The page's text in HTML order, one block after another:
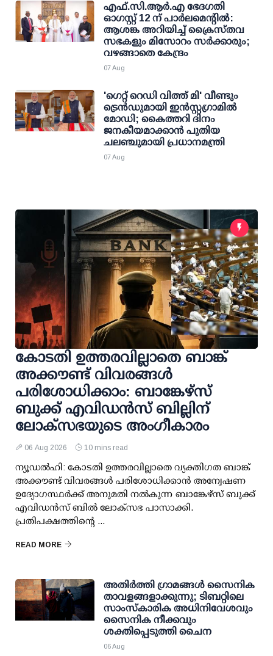
എഫ്.സി.ആര്‍.എ ഭേദഗതി
ഓഗസ്റ്റ് 12 ന് പാര്‍ലമെന്റില്‍:
ആശങ്ക അറിയിച്ച് ക്രൈസ്തവ
സഭകളും മിസോറം സര്‍ക്കാരും;
വഴങ്ങാതെ കേന്ദ്രം
07 Aug
'ഗെറ്റ് റെഡി വിത്ത് മി' വീണ്ടും
ട്രെന്‍ഡുമായി ഇന്‍സ്റ്റഗ്രാമില്‍
മോഡി; കൈത്തറി ദിനം
ജനകീയമാക്കാന്‍ പുതിയ
ചലഞ്ചുമായി പ്രധാനമന്ത്രി
07 Aug
കോടതി ഉത്തരവില്ലാതെ ബാങ്ക്
അക്കൗണ്ട് വിവരങ്ങള്‍
പരിശോധിക്കാം: ബാങ്കേഴ്സ്
ബുക്ക് എവിഡന്‍സ് ബില്ലിന്
ലോക്സഭയുടെ അംഗീകാരം
06 Aug 2026 10 mins read
ന്യൂഡല്‍ഹി: കോടതി ഉത്തരവില്ലാതെ വ്യക്തിഗത ബാങ്ക്
അക്കൗണ്ട് വിവരങ്ങള്‍ പരിശോധിക്കാന്‍ അന്വേഷണ
ഉദ്യോഗസ്ഥര്‍ക്ക് അനുമതി നല്‍കുന്ന ബാങ്കേഴ്സ് ബുക്ക്
എവിഡന്‍സ് ബില്‍ ലോക്സഭ പാസാക്കി.
പ്രതിപക്ഷത്തിന്റെ ...
READ MORE
അതിര്‍ത്തി ഗ്രാമങ്ങള്‍ സൈനിക
താവളങ്ങളാക്കുന്നു; ടിബറ്റിലെ
സാംസ്‌കാരിക അധിനിവേശവും
സൈനിക നീക്കവും
ശക്തിപ്പെടുത്തി ചൈന
06 Aug